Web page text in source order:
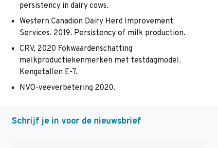
persistency in dairy cows.
Western Canadion Dairy Herd Improvement
Services. 2019. Persistency of milk production.
CRV, 2020 Fokwaardenschatting
melkproductiekenmerken met testdagmodel.
Kengetallen E-7.
NVO-veeverbetering 2020.
Schrijf je in voor de nieuwsbrief